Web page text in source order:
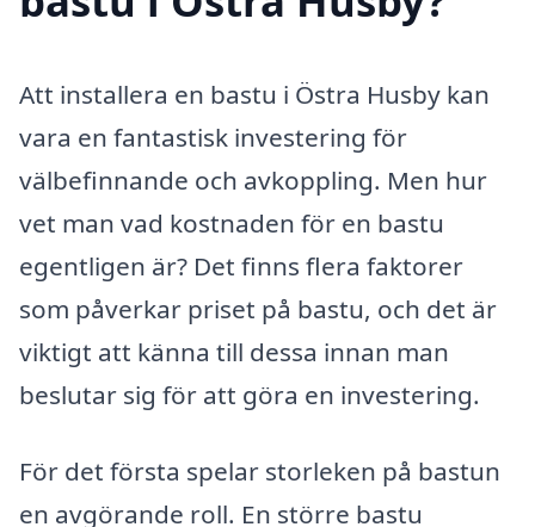
Att installera en bastu i Östra Husby kan
vara en fantastisk investering för
välbefinnande och avkoppling. Men hur
vet man vad kostnaden för en bastu
egentligen är? Det finns flera faktorer
som påverkar priset på bastu, och det är
viktigt att känna till dessa innan man
beslutar sig för att göra en investering.
För det första spelar storleken på bastun
en avgörande roll. En större bastu